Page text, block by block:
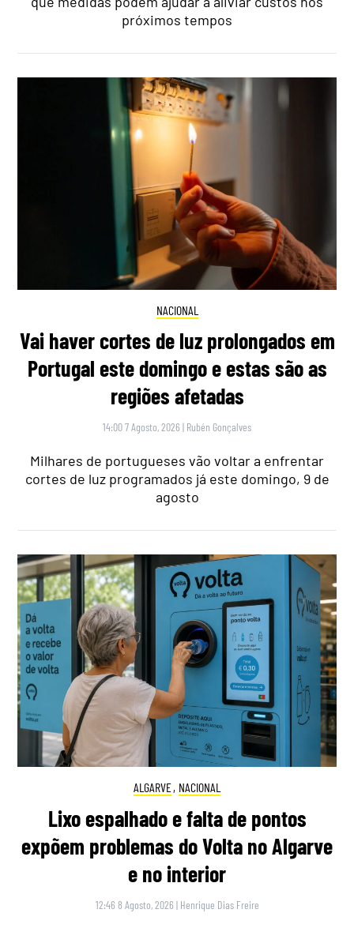
próximos tempos
NACIONAL
Vai haver cortes de luz prolongados em
Portugal este domingo e estas são as
regiões afetadas
14:00 7 Agosto, 2026 | Rubén Gonçalves
Milhares de portugueses vão voltar a enfrentar
cortes de luz programados já este domingo, 9 de
agosto
ALGARVE, NACIONAL
Lixo espalhado e falta de pontos
expõem problemas do Volta no Algarve
e no interior
12:46 8 Agosto, 2026 | Henrique Dias Freire